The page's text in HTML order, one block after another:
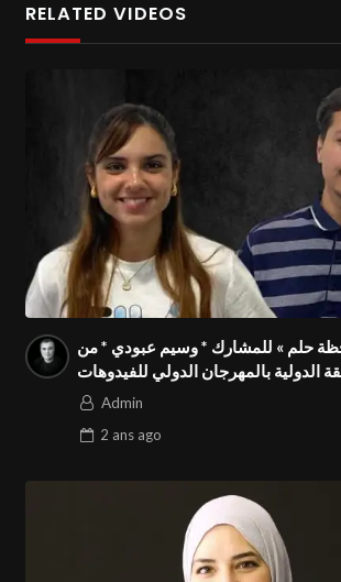
RELATED VIDEOS
فيديو بعنوان «لحظة حلم » للمشارك * وسيم عبودي * من
الجزائر في المسابقة الدولية بالمهرجان الدولي للفيدوهات
التوعوية Season 4 FIVSAdmin
2 ans ago